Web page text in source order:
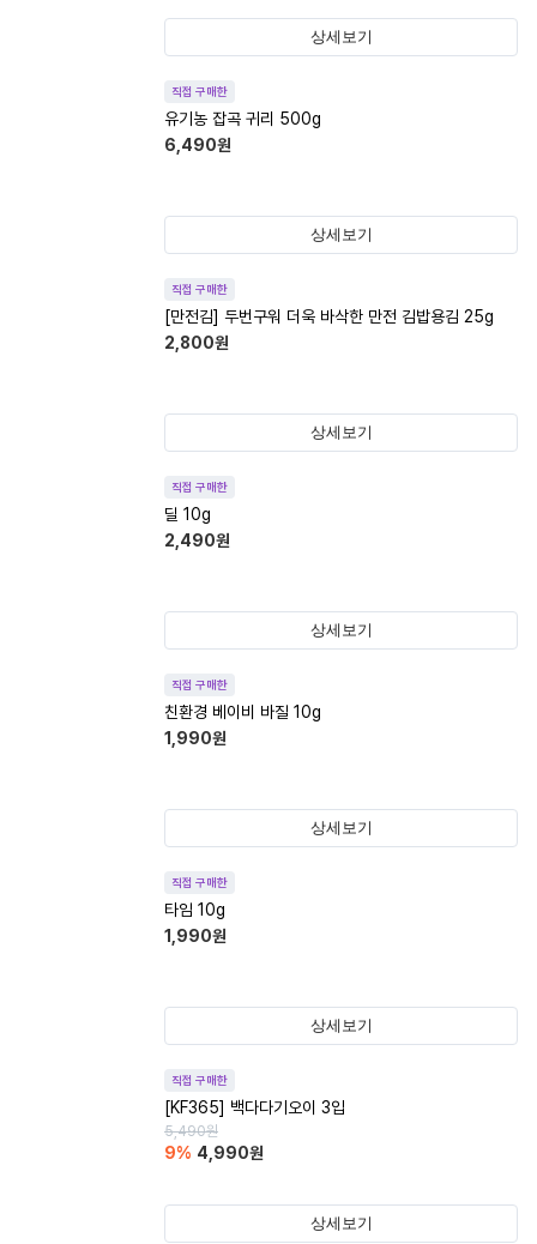
상세보기
직접 구매한
유기농 잡곡 귀리 500g
6,490원
상세보기
직접 구매한
[만전김] 두번구워 더욱 바삭한 만전 김밥용김 25g
2,800원
상세보기
직접 구매한
딜 10g
2,490원
상세보기
직접 구매한
친환경 베이비 바질 10g
1,990원
상세보기
직접 구매한
타임 10g
1,990원
상세보기
직접 구매한
[KF365] 백다다기오이 3입
5,490원
9% 4,990원
상세보기